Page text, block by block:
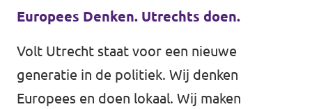
Volt Zeist
Volt Nederland
Volt Nederland
Volt Amersfoort
Volt Baarn
Volt De Bilt
Europees Denken. Utrechts doen.
Volt Utrecht staat voor een nieuwe
generatie in de politiek. Wij denken
Europees en doen lokaal. Wij maken